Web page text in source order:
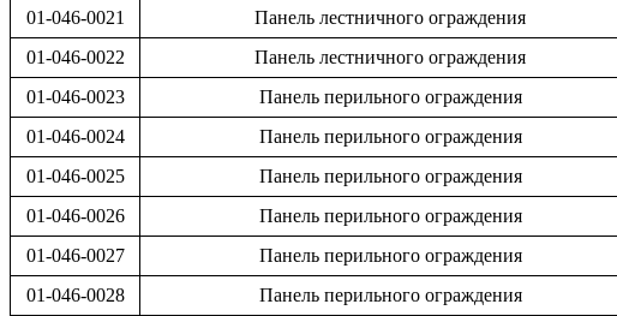
01-046-0021
Панель лестничного ограждения
01-046-0022
Панель лестничного ограждения
01-046-0023
Панель перильного ограждения
01-046-0024
Панель перильного ограждения
01-046-0025
Панель перильного ограждения
01-046-0026
Панель перильного ограждения
01-046-0027
Панель перильного ограждения
01-046-0028
Панель перильного ограждения